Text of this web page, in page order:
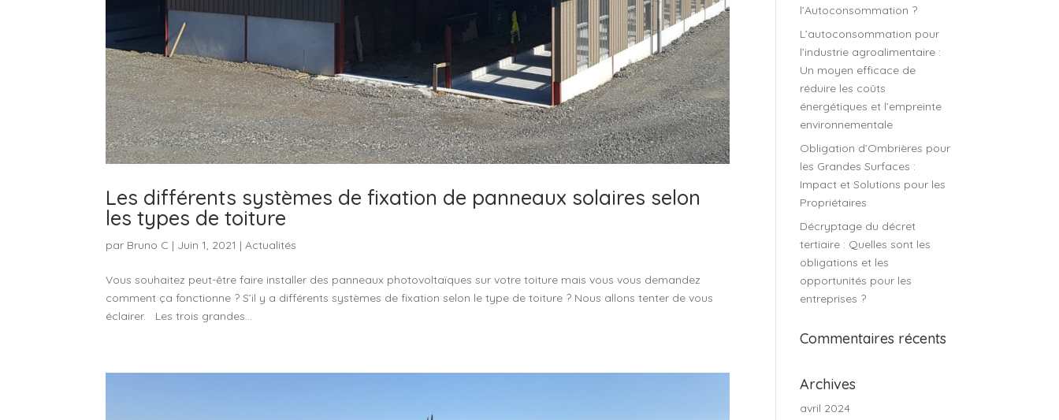
Les différents systèmes de fixation de panneaux solaires selon
les types de toiture
par Bruno C | Juin 1, 2021 |Actualités
Vous souhaitez peut-être faire installer des panneaux photovoltaïques sur votre toiture mais vous vous demandez
comment ça fonctionne ? S’il y a différents systèmes de fixation selon le type de toiture ? Nous allons tenter de vous
éclairer. Les trois grandes...
l’Autoconsommation ?
L’autoconsommation pour
l’industrie agroalimentaire :
Un moyen efficace de
réduire les coûts
énergétiques et l’empreinte
environnementale
Obligation d’Ombrières pour
les Grandes Surfaces :
Impact et Solutions pour les
Propriétaires
Décryptage du décret
tertiaire : Quelles sont les
obligations et les
opportunités pour les
entreprises ?
Commentaires récents
Archives
avril 2024